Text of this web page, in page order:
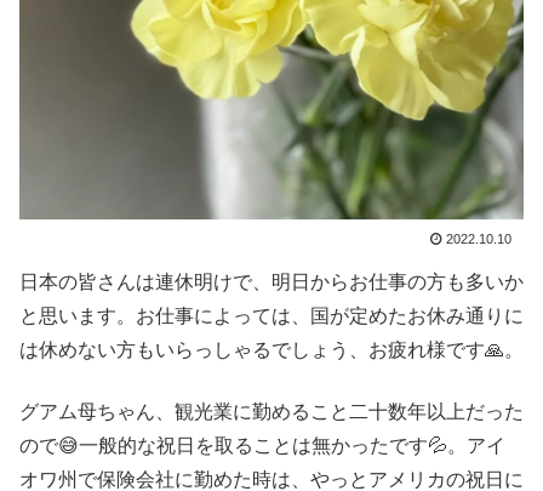
2022.10.10
日本の皆さんは連休明けで、明日からお仕事の方も多いか
と思います。お仕事によっては、国が定めたお休み通りに
は休めない方もいらっしゃるでしょう、お疲れ様です🙏。
グアム母ちゃん、観光業に勤めること二十数年以上だった
ので😅一般的な祝日を取ることは無かったです💦。アイ
オワ州で保険会社に勤めた時は、やっとアメリカの祝日に